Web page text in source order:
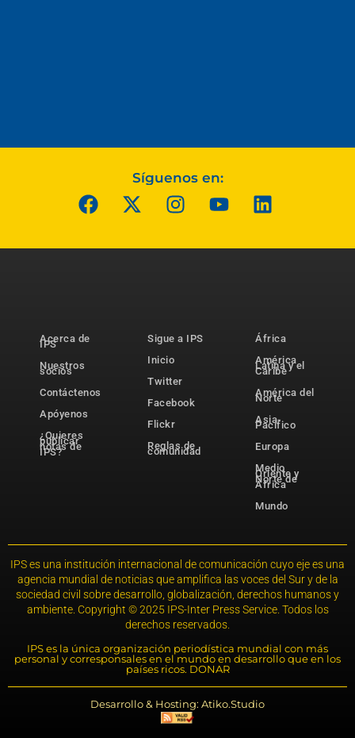
Síguenos en:
Acerca de
IPS
Nuestros
socios
Contáctenos
Apóyenos
¿Quieres
publicar
notas de
IPS?
Sigue a IPS
Inicio
Twitter
Facebook
Flickr
Reglas de
comunidad
África
América
Latina y el
Caribe
América del
Norte
Asia-
Pacífico
Europa
Medio
Oriente y
Norte de
África
Mundo
IPS es una institución internacional de comunicación cuyo eje es una
agencia mundial de noticias que amplifica las voces del Sur y de la
sociedad civil sobre desarrollo, globalización, derechos humanos y
ambiente. Copyright © 2025 IPS-Inter Press Service. Todos los
derechos reservados.
IPS es la única organización periodística mundial con más
personal y corresponsales en el mundo en desarrollo que en los
países ricos. DONAR
Desarrollo & Hosting: Atiko.Studio